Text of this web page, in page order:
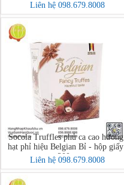
Liên hệ 098.679.8008
Socola Truffles phủ ca cao hương
hạt phỉ hiệu Belgian Bỉ - hộp giấy
200g
Liên hệ 098.679.8008